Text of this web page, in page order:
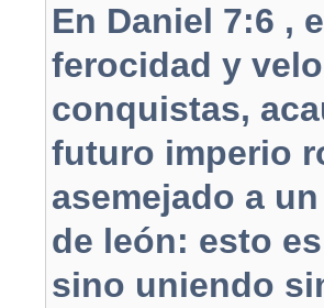
En Daniel 7:6 ,
ferocidad y
conquistas,
futuro imperio
asemejado a
de león: esto
sino uniendo